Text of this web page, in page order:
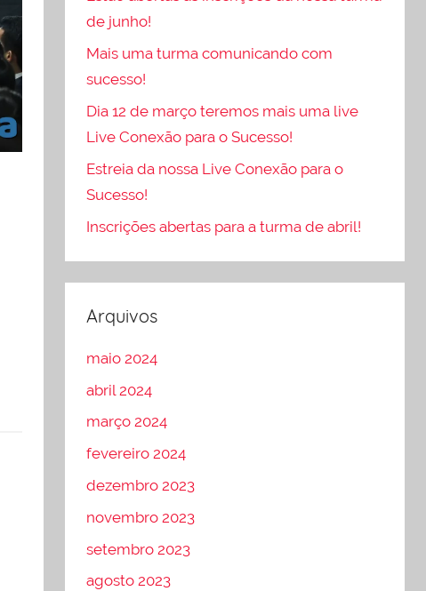
de junho!
Mais uma turma comunicando com
sucesso!
Dia 12 de março teremos mais uma live
Live Conexão para o Sucesso!
Estreia da nossa Live Conexão para o
Sucesso!
Inscrições abertas para a turma de abril!
Arquivos
maio 2024
abril 2024
março 2024
fevereiro 2024
dezembro 2023
novembro 2023
setembro 2023
agosto 2023